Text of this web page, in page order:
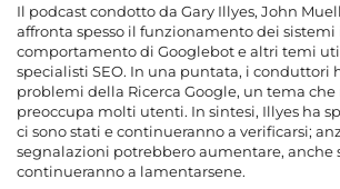
Il podcast condotto da Gary Illyes, John
affronta spesso il funzionamento dei
comportamento di Googlebot e altri temi
specialisti SEO. In una puntata, i conduttori
problemi della Ricerca Google, un tema
preoccupa molti utenti. In sintesi, Illyes ha
ci sono stati e continueranno a verificarsi;
segnalazioni potrebbero aumentare, anche
continueranno a lamentarsene.